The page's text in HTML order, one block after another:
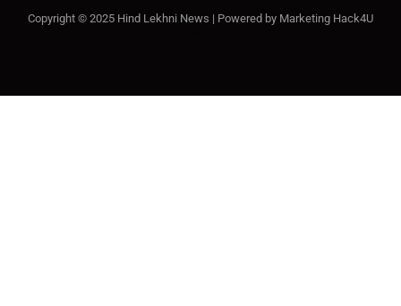
Copyright © 2025 Hind Lekhni News | Powered by Marketing Hack4U